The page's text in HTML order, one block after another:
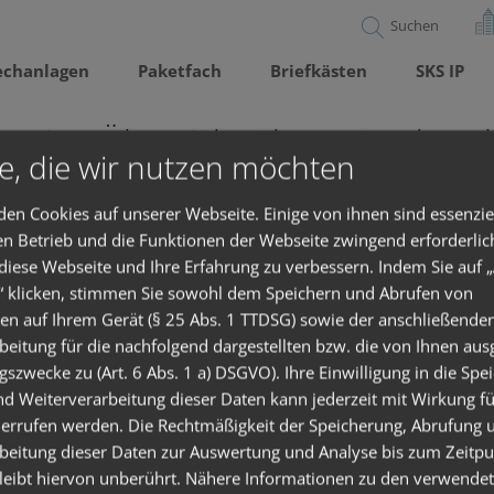
Paketfach Briefkästen SKS IP
eine Übersicht über
DE.pdf
DE.pdf
DE R1-0.pdf
DE.pdf
Paketfachanlage.pdf
die wir nutzen möchten
Cookies auf unserer Webseite. Einige von ihnen sind
Betrieb und die Funktionen der Webseite zwingend
Webseite und Ihre Erfahrung zu verbessern. Indem Sie auf
klicken, stimmen Sie sowohl dem Speichern und Abrufen von
auf Ihrem Gerät (§ 25 Abs. 1 TTDSG) sowie der
für die nachfolgend dargestellten bzw. die von Ihnen
zu (Art. 6 Abs. 1 a) DSGVO). Ihre Einwilligung in die
Weiterverarbeitung dieser Daten kann jederzeit mit Wirkung
werden. Die Rechtmäßigkeit der Speicherung, Abrufung
dieser Daten zur Auswertung und Analyse bis zum
hiervon unberührt. Nähere Informationen zu den